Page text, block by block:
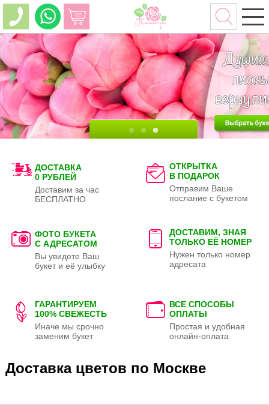
ДОСТАВКА
0 РУБЛЕЙ
Доставим за час
БЕСПЛАТНО
ОТКРЫТКА
В ПОДАРОК
Отправим Ваше
послание с букетом
ФОТО БУКЕТА
С АДРЕСАТОМ
Вы увидете Ваш
букет и её улыбку
ДОСТАВИМ, ЗНАЯ
ТОЛЬКО ЕЁ НОМЕР
Нужен только номер
адресата
ГАРАНТИРУЕМ
100% СВЕЖЕСТЬ
Иначе мы срочно
заменим букет
ВСЕ СПОСОБЫ
ОПЛАТЫ
Простая и удобная
онлайн-оплата
Доставка цветов по Москве